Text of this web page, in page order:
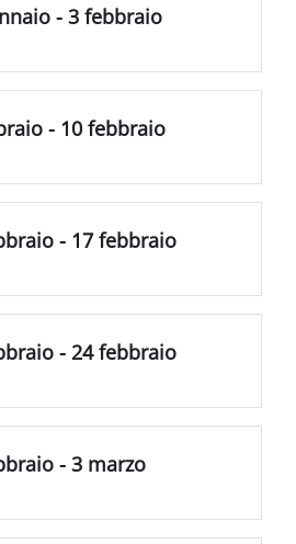
- 3 febbraio
- 10 febbraio
- 17 febbraio
- 24 febbraio
- 3 marzo